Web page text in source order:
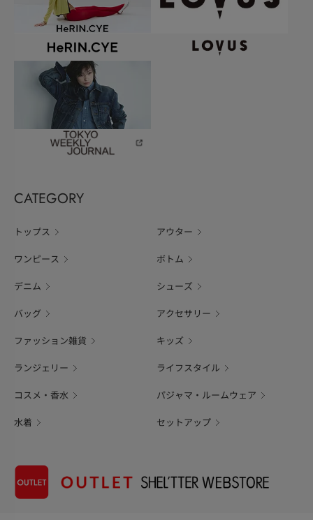
CATEGORY
トップス アウター
ワンピース ボトム
デニム シューズ
バッグ アクセサリー
ファッション雑貨 キッズ
ランジェリー ライフスタイル
コスメ・香水 パジャマ・ルームウェア
水着 セットアップ